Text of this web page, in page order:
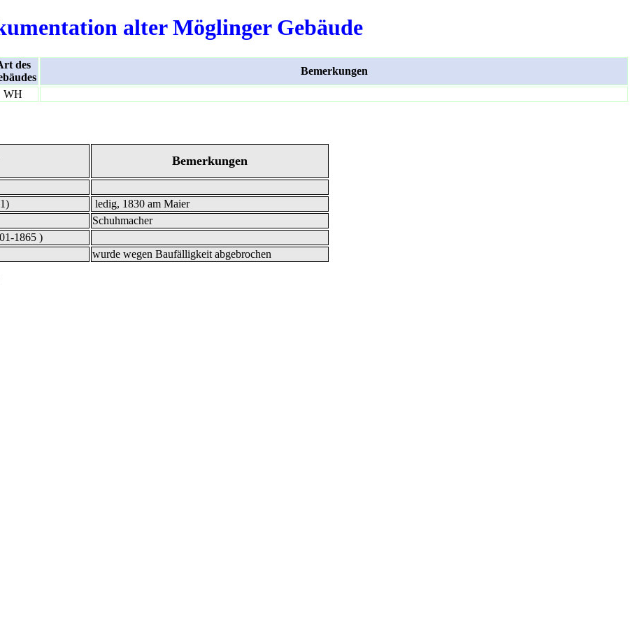
alter Möglinger Gebäude
des
Bemerkungen
WH
Bemerkungen
ledig, 1830 am Maier
Schuhmacher
1865 )
wurde wegen Baufälligkeit abgebrochen